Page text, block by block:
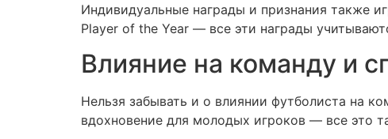
Индивидуальные награды и признания также
Player of the Year — все эти награды
Влияние на команду и
Нельзя забывать и о влиянии футболиста на
вдохновение для молодых игроков — все это